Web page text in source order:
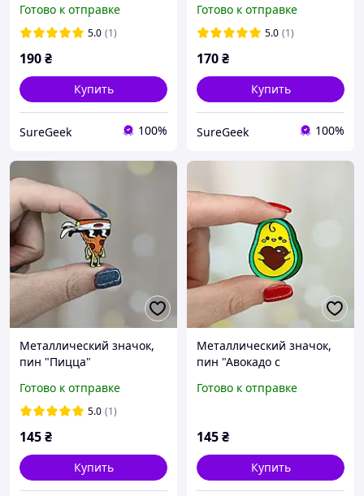
Готово к отправке
5.0 (1)
190₴
Купить
SureGeek 100%
Готово к отправке
5.0 (1)
170₴
Купить
SureGeek 100%
Металлический значок,
пин "Пицца"
Готово к отправке
5.0 (1)
145₴
Купить
Металлический значок,
пин "Авокадо с
Готово к отправке
145₴
Купить